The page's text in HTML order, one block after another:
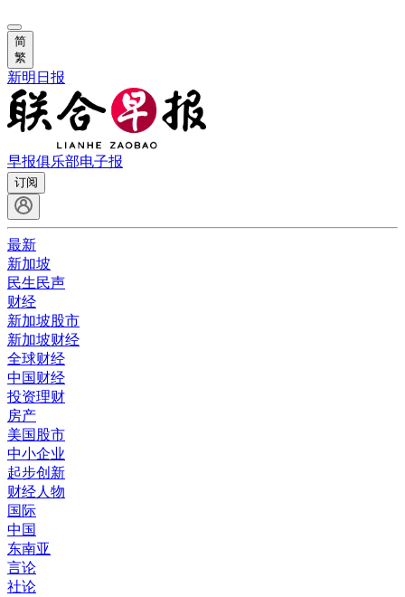
简
繁
新明日报
早报俱乐部电子报
订阅
最新
新加坡
民生民声
财经
新加坡股市
新加坡财经
全球财经
中国财经
投资理财
房产
美国股市
中小企业
起步创新
财经人物
国际
中国
东南亚
言论
社论